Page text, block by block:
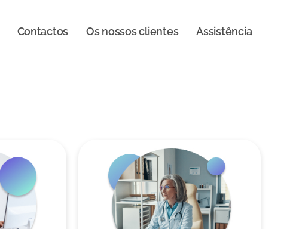
Contactos Os nossos clientes Assistência